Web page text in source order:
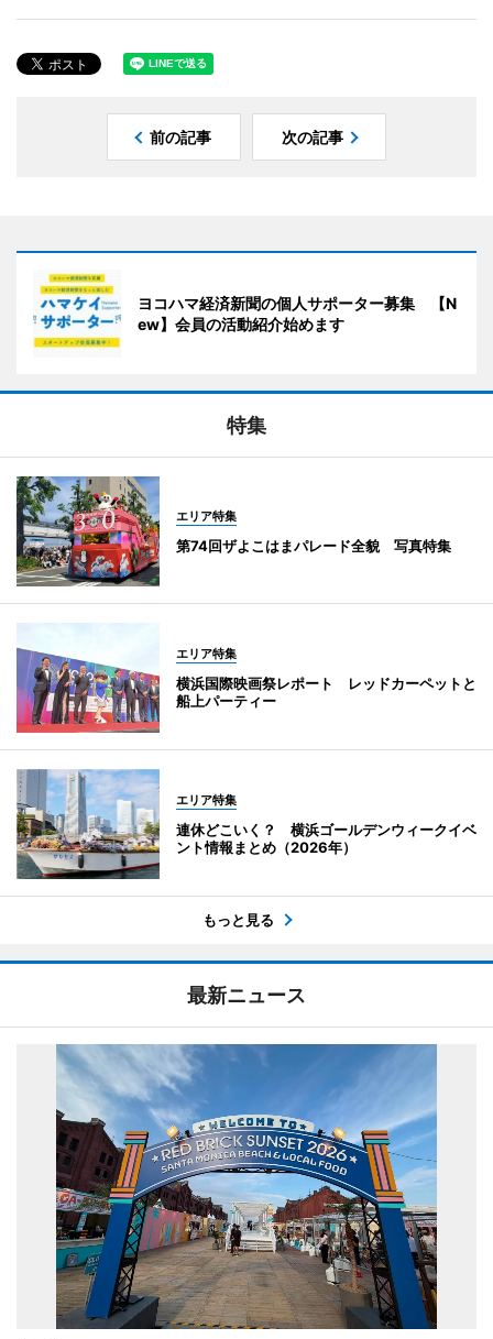
前の記事 次の記事
ヨコハマ経済新聞の個人サポーター募集 【N
ew】会員の活動紹介始めます
特集
エリア特集
第74回ザよこはまパレード全貌 写真特集
エリア特集
横浜国際映画祭レポート レッドカーペットと
船上パーティー
エリア特集
連休どこいく？ 横浜ゴールデンウィークイベ
ント情報まとめ（2026年）
もっと見る
最新ニュース